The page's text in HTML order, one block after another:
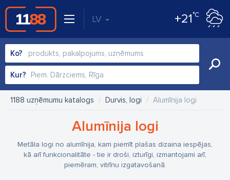
LV +21°C
Ko?
Kur?
1188 uzņēmumu katalogs Durvis, logi Alumīnija logi
Alumīnija logi
Metāla logi no alumīnija, kam piemīt plašas dizaina iespējas,
kā arī funkcionalitāte - tie ir droši, izturīgi, izmantojami arī,
piemēram, vitrīnu izgatavošanā.